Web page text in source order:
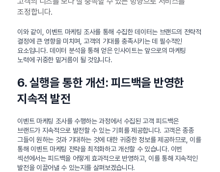
조정합니다.
이와 같이, 이벤트 마케팅 조사를 통해 수집한 데이터는 브랜드의 전략적
결정에 큰 영향을 미치며, 고객의 기대를 충족시키는 데 필수적인
요소입니다. 데이터 분석을 통해 얻은 인사이트는 앞으로의 마케팅
노력에 귀중한 밑거름이 될 것입니다.
6. 실행을 통한 개선: 피드백을 반영한
지속적 발전
이벤트 마케팅 조사를 수행하는 과정에서 수집된 고객 피드백은
브랜드가 지속적으로 발전할 수 있는 기회를 제공합니다. 고객은 종종
그들이 원하는 것과 기대하는 것에 대한 귀중한 정보를 제공하므로, 이를
통해 이벤트 마케팅 전략을 최적화하고 개선할 수 있습니다. 이번
섹션에서는 피드백을 어떻게 효과적으로 반영하고, 이를 통해 지속적인
발전을 이끌어낼 수 있는지를 살펴보겠습니다.